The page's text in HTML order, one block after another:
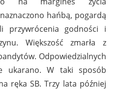
hańbą, pogardą
przywrócenia godności i
Większość zmarła z
Odpowiedzialnych
ukarano. W taki sposób
ręka SB. Trzy lata później